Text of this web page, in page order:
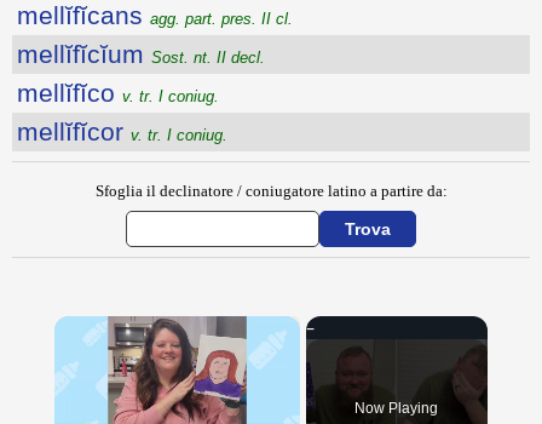
mellĭfĭcans agg. part. pres. II cl.
mellĭfĭcĭum Sost. nt. II decl.
mellĭfĭco v. tr. I coniug.
mellĭfĭcor v. tr. I coniug.
Sfoglia il declinatore / coniugatore latino a partire da:
×
Now Playing